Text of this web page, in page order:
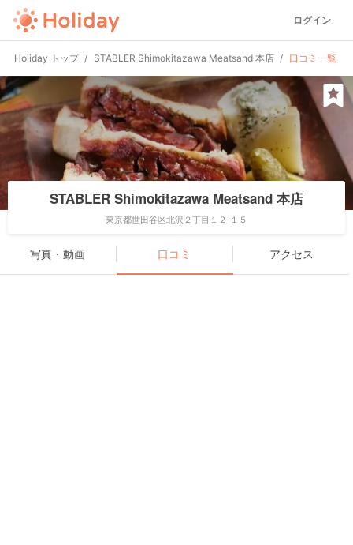
ログイン
Holiday トップ STABLER Shimokitazawa Meatsand 本店 口コミ一覧
STABLER Shimokitazawa Meatsand 本店
東京都世田谷区北沢２丁目１２-１５
写真・動画 口コミ アクセス